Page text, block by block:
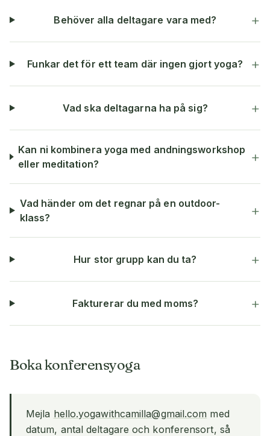
Behöver alla deltagare vara med? +
Funkar det för ett team där ingen gjort yoga? +
Vad ska deltagarna ha på sig? +
Kan ni kombinera yoga med andningsworkshop
eller meditation?
+
Vad händer om det regnar på en outdoor-
klass?
+
Hur stor grupp kan du ta? +
Fakturerar du med moms? +
Boka konferensyoga
Mejla hello.yogawithcamilla@gmail.com med
datum, antal deltagare och konferensort, så